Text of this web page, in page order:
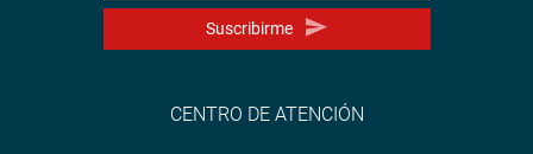
Suscribirme
CENTRO DE ATENCIÓN